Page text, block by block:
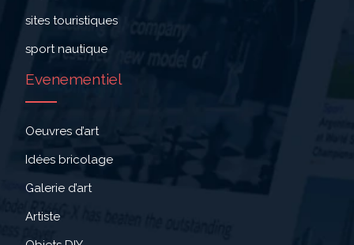
sites touristiques
sport nautique
Evenementiel
Oeuvres d’art
Idées bricolage
Galerie d’art
Artiste